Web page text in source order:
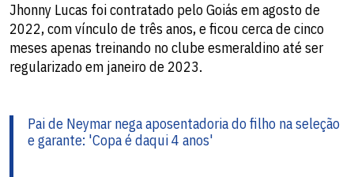
Jhonny Lucas foi contratado pelo Goiás em agosto de
2022, com vínculo de três anos, e ficou cerca de cinco
meses apenas treinando no clube esmeraldino até ser
regularizado em janeiro de 2023.
Pai de Neymar nega aposentadoria do filho na seleção
e garante: 'Copa é daqui 4 anos'